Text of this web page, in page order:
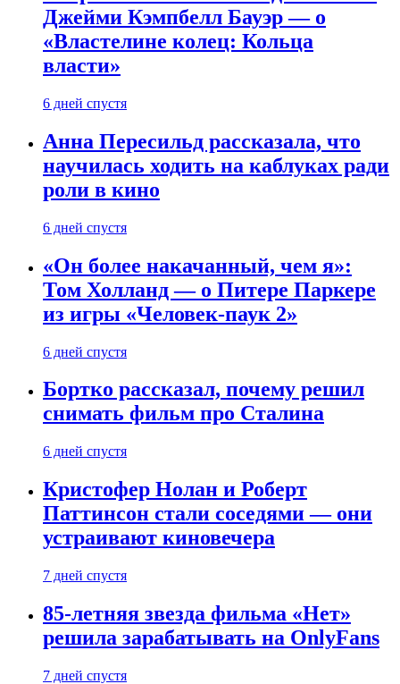
Джейми Кэмпбелл Бауэр — о
«Властелине колец: Кольца
власти»
6 дней спустя
Анна Пересильд рассказала, что
научилась ходить на каблуках ради
роли в кино
6 дней спустя
«Он более накачанный, чем я»:
Том Холланд — о Питере Паркере
из игры «Человек-паук 2»
6 дней спустя
Бортко рассказал, почему решил
снимать фильм про Сталина
6 дней спустя
Кристофер Нолан и Роберт
Паттинсон стали соседями — они
устраивают киновечера
7 дней спустя
85-летняя звезда фильма «Нет»
решила зарабатывать на OnlyFans
7 дней спустя